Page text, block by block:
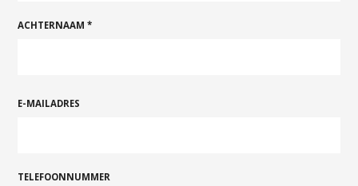
ACHTERNAAM *
E-MAILADRES
TELEFOONNUMMER